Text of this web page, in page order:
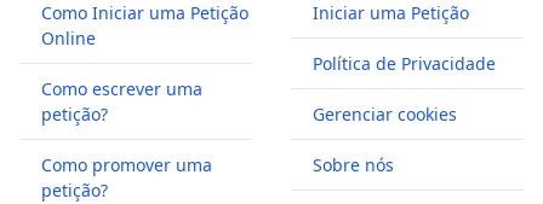
Como Iniciar uma Petição
Online
Como escrever uma
petição?
Como promover uma
petição?
Iniciar uma Petição
Política de Privacidade
Gerenciar cookies
Sobre nós